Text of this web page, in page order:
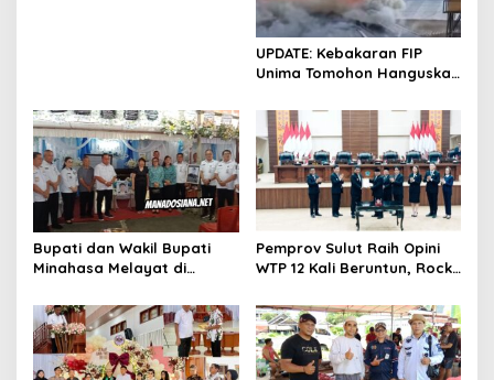
UPDATE: Kebakaran FIP
Unima Tomohon Hanguskan
Gedung
Bupati dan Wakil Bupati
Minahasa Melayat di
Pankie Pangemanan di
Remboken
Pemprov Sulut Raih Opini
WTP 12 Kali Beruntun, Rocky